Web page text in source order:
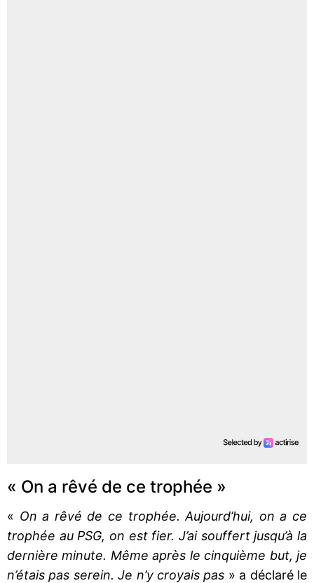
« On a rêvé de ce trophée »
« On a rêvé de ce trophée. Aujourd’hui, on a ce
trophée au PSG, on est fier. J’ai souffert jusqu’à la
dernière minute. Même après le cinquième but, je
n’étais pas serein. Je n’y croyais pas » a déclaré le